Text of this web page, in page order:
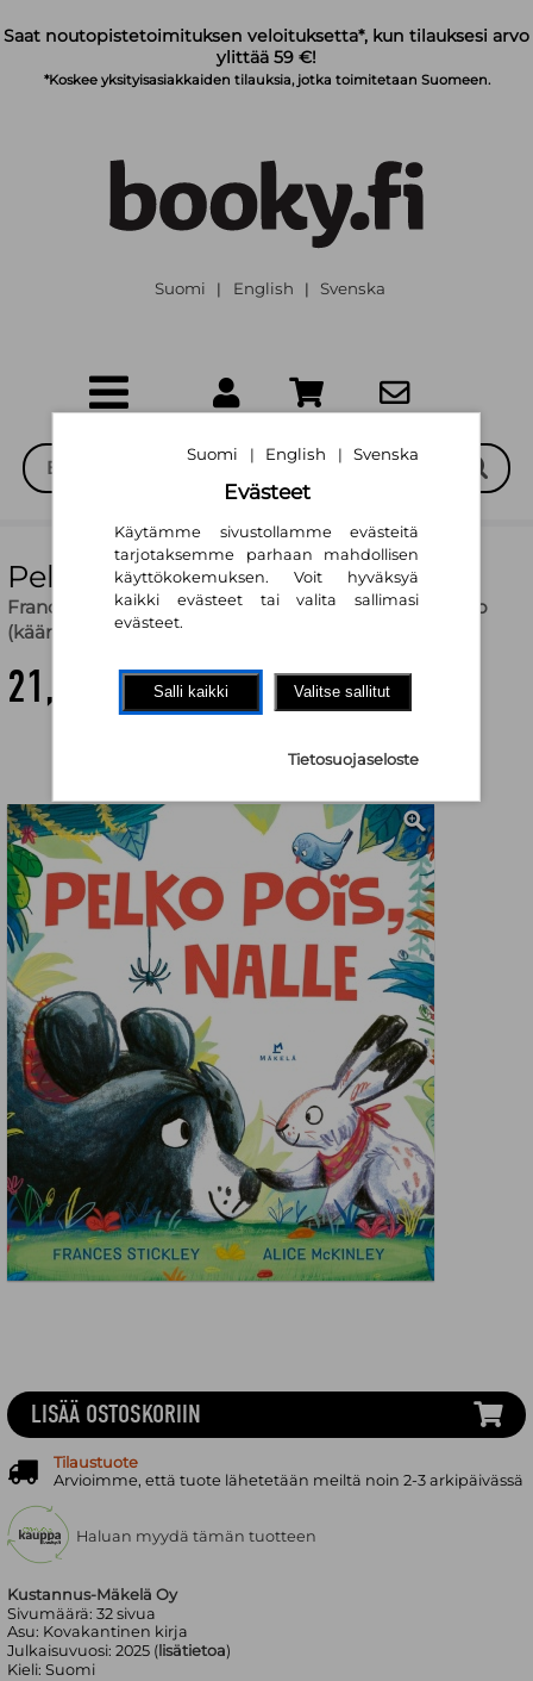
Saat noutopistetoimituksen veloituksetta*, kun tilauksesi arvo
ylittää 59 €!
*Koskee yksityisasiakkaiden tilauksia, jotka toimitetaan Suomeen.
Suomi | English | Svenska
Pelko pois, nalle
Frances Stickley, Alice McKinley (kuv.)
Katariina Kallio
(käänt.)
21,10 €
Kustannus-Mäkelä Oy
Sivumäärä:32 sivua
Asu: Kovakantinen kirja
Julkaisuvuosi:2025 ( lisätietoa)
Kieli:Suomi
LISÄÄ OSTOSKORIIN
Tilaustuote
Arvioimme, että tuote lähetetään meiltä noin 2-3 arkipäivässä
Haluan myydä tämän tuotteen
Suomi | English | Svenska
Evästeet
Käytämme sivustollamme evästeitä
tarjotaksemme parhaan mahdollisen
käyttökokemuksen. Voit hyväksyä
kaikki evästeet tai valita sallimasi
evästeet.
Salli kaikki Valitse sallitut
Tietosuojaseloste